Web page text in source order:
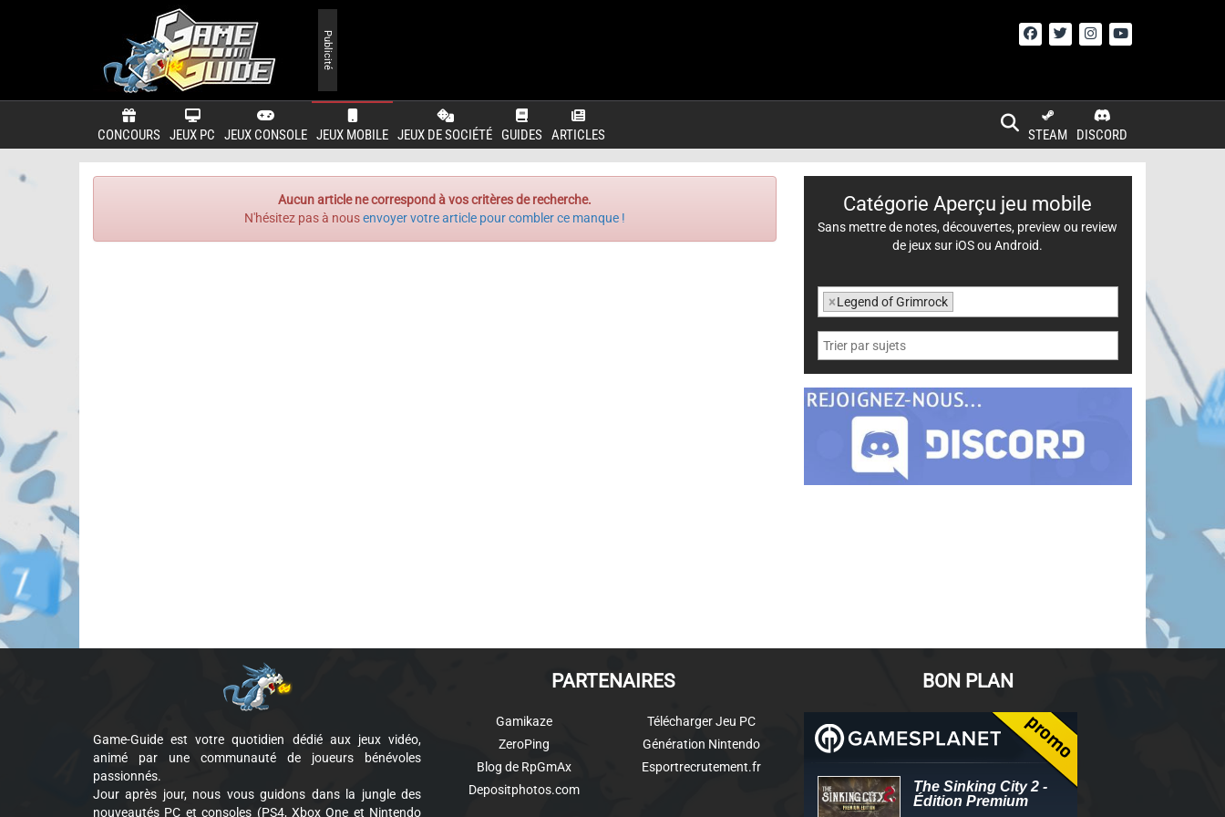
CONCOURS JEUX PC JEUX CONSOLE JEUX MOBILE JEUX DE SOCIÉTÉ GUIDES ARTICLES DISCORD
STEAM
Publicité
Aucun article ne correspond à vos critères de recherche.
N'hésitez pas à nousenvoyer votre article pour combler ce manque !
Catégorie Aperçu jeu mobile
Sans mettre de notes, découvertes, preview ou review
de jeux sur iOS ou Android.
×Legend of Grimrock
Game-Guide est votre quotidien dédié aux jeux vidéo,
animé par une communauté de joueurs bénévoles
passionnés.
Jour après jour, nous vous guidons dans la jungle des
nouveautés PC et consoles (PS4, Xbox One et Nintendo
PARTENAIRES
Gamikaze
ZeroPing
Blog de RpGmAx
Depositphotos.com
Télécharger Jeu PC
Génération Nintendo
Esportrecrutement.fr
BON PLAN